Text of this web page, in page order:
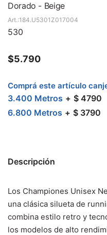
Dorado - Beige
184.U5301Z017004
530
$5.790
Comprá este artículo
3.400 Metros $ 4790
6.800 Metros $ 3790
Descripción
Los Championes Unisex
una clásica silueta de
combina estilo retro y
los modelos de alto